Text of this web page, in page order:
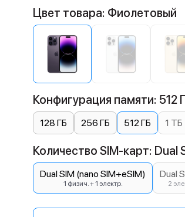
Цвет товара: Фиолетовый
Конфигурация памяти: 512
128 ГБ 256 ГБ 512 ГБ 1 ТБ
Количество SIM-карт: Dual
Dual SIM (nano SIM+eSIM)
1 физич. + 1 электр.
Dual
2